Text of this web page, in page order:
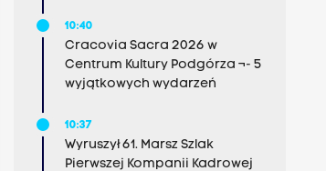
10:40
Cracovia Sacra 2026 w
Centrum Kultury Podgórza ¬- 5
wyjątkowych wydarzeń
10:37
Wyruszył 61. Marsz Szlak
Pierwszej Kompanii Kadrowej